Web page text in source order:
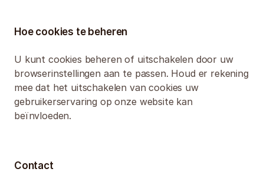
Hoe cookies te beheren
U kunt cookies beheren of uitschakelen door uw
browserinstellingen aan te passen. Houd er rekening
mee dat het uitschakelen van cookies uw
gebruikerservaring op onze website kan
beïnvloeden.
Contact